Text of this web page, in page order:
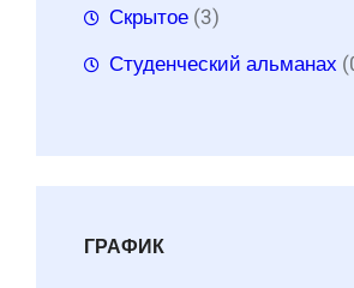
Скрытое (3)
Студенческий альманах
ГРАФИК